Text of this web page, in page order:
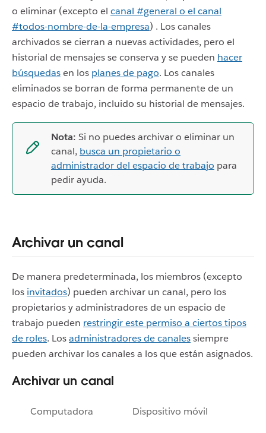
o eliminar (excepto el canal #general o el canal
#todos-nombre-de-la-empresa) . Los canales
archivados se cierran a nuevas actividades, pero el
historial de mensajes se conserva y se pueden hacer
búsquedasen los planes de pago. Los canales
eliminados se borran de forma permanente de un
espacio de trabajo, incluido su historial de mensajes.
Nota: Si no puedes archivar o eliminar un
canal, busca un propietario o
administrador del espacio de trabajo para
pedir ayuda.
Archivar un canal
De manera predeterminada, los miembros (excepto
los invitados) pueden archivar un canal, pero los
propietarios y administradores de un espacio de
trabajo pueden restringir este permiso a ciertos tipos
de roles. Losadministradores de canalessiempre
pueden archivar los canales a los que están asignados.
Archivar un canal
Computadora Dispositivo móvil